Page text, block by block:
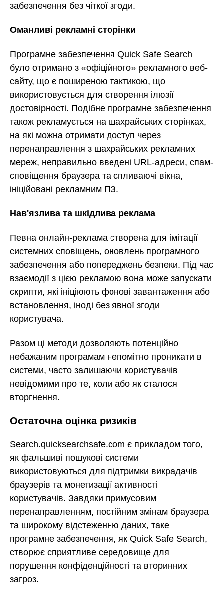
забезпечення без чіткої згоди.
Оманливі рекламні сторінки
Програмне забезпечення Quick Safe Search
було отримано з «офіційного» рекламного веб-
сайту, що є поширеною тактикою, що
використовується для створення ілюзії
достовірності. Подібне програмне забезпечення
також рекламується на шахрайських сторінках,
на які можна отримати доступ через
перенаправлення з шахрайських рекламних
мереж, неправильно введені URL-адреси, спам-
сповіщення браузера та спливаючі вікна,
ініційовані рекламним ПЗ.
Нав'язлива та шкідлива реклама
Певна онлайн-реклама створена для імітації
системних сповіщень, оновлень програмного
забезпечення або попереджень безпеки. Під час
взаємодії з цією рекламою вона може запускати
скрипти, які ініціюють фонові завантаження або
встановлення, іноді без явної згоди
користувача.
Разом ці методи дозволяють потенційно
небажаним програмам непомітно проникати в
системи, часто залишаючи користувачів
невідомими про те, коли або як сталося
вторгнення.
Остаточна оцінка ризиків
Search.quicksearchsafe.com є прикладом того,
як фальшиві пошукові системи
використовуються для підтримки викрадачів
браузерів та монетизації активності
користувачів. Завдяки примусовим
перенаправленням, постійним змінам браузера
та широкому відстеженню даних, таке
програмне забезпечення, як Quick Safe Search,
створює сприятливе середовище для
порушення конфіденційності та вторинних
загроз.